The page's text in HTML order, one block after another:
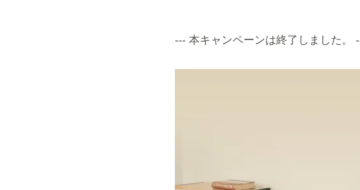
--- 本キャンペーンは終了しました。